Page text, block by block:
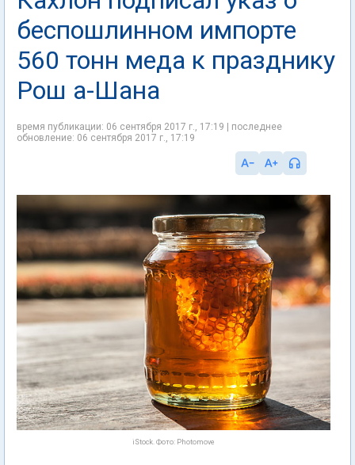
беспошлинном импорте
560 тонн меда к празднику
Рош а-Шана
время публикации: 06 сентября 2017 г., 17:19 | последнее
обновление: 06 сентября 2017 г., 17:19
iStock. Фото: Photomove